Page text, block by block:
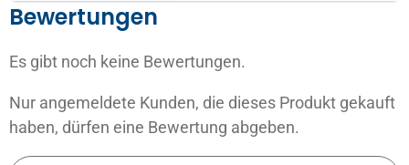
Bewertungen
Es gibt noch keine Bewertungen.
Nur angemeldete Kunden, die dieses Produkt gekauft
haben, dürfen eine Bewertung abgeben.